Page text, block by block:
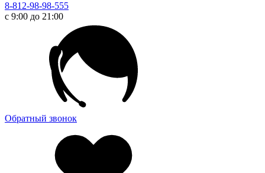
8-812-98-98-555
с 9:00 до 21:00
Обратный звонок